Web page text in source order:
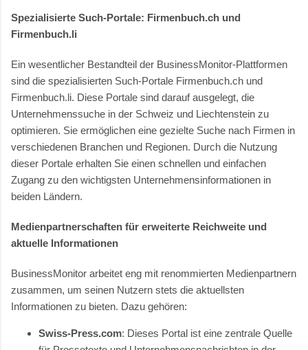
Spezialisierte Such-Portale: Firmenbuch.ch und
Firmenbuch.li
Ein wesentlicher Bestandteil der BusinessMonitor-Plattformen
sind die spezialisierten Such-Portale Firmenbuch.ch und
Firmenbuch.li. Diese Portale sind darauf ausgelegt, die
Unternehmenssuche in der Schweiz und Liechtenstein zu
optimieren. Sie ermöglichen eine gezielte Suche nach Firmen in
verschiedenen Branchen und Regionen. Durch die Nutzung
dieser Portale erhalten Sie einen schnellen und einfachen
Zugang zu den wichtigsten Unternehmensinformationen in
beiden Ländern.
Medienpartnerschaften für erweiterte Reichweite und
aktuelle Informationen
BusinessMonitor arbeitet eng mit renommierten Medienpartnern
zusammen, um seinen Nutzern stets die aktuellsten
Informationen zu bieten. Dazu gehören:
Swiss-Press.com: Dieses Portal ist eine zentrale Quelle